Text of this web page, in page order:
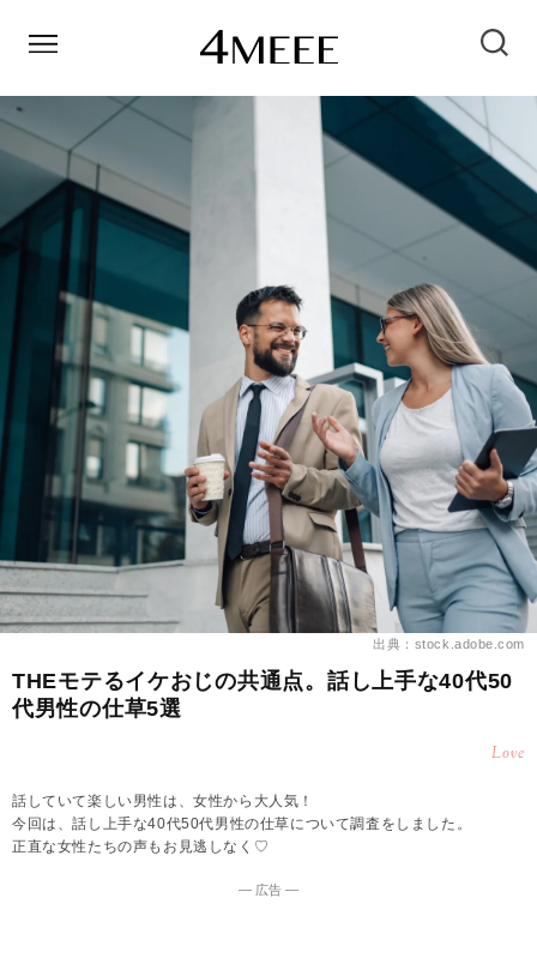
出典：stock.adobe.com
THEモテるイケおじの共通点。話し上手な40代50
代男性の仕草5選
Love
話していて楽しい男性は、女性から大人気！
今回は、話し上手な40代50代男性の仕草について調査をしました。
正直な女性たちの声もお見逃しなく♡
― 広告 ―